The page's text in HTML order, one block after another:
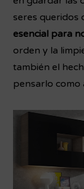
seres queridos
esencial para
orden y la
también el
pensarlo como